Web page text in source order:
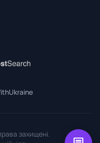
захищені.